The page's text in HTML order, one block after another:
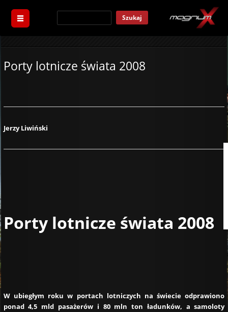
Szukaj
Porty lotnicze świata 2008
Jerzy Liwiński
Porty lotnicze świata 2008
W ubiegłym roku w portach lotniczych na świecie odprawiono
ponad 4,5 mld pasażerów i 80 mln ton ładunków, a samoloty